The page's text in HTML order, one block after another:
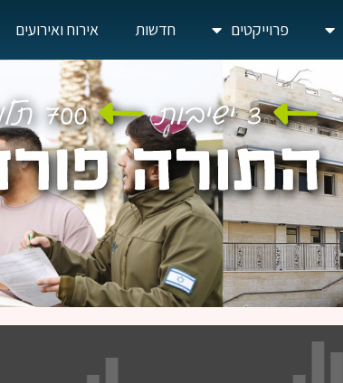
פרוייקטים חדשות אירוח ואירועים